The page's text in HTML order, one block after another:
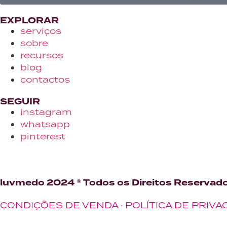
EXPLORAR
serviços
sobre
recursos
blog
contactos
SEGUIR
instagram
whatsapp
pinterest
luvmedo 2024 ® Todos os Direitos
CONDIÇÕES DE VENDA· POLÍTICA DE